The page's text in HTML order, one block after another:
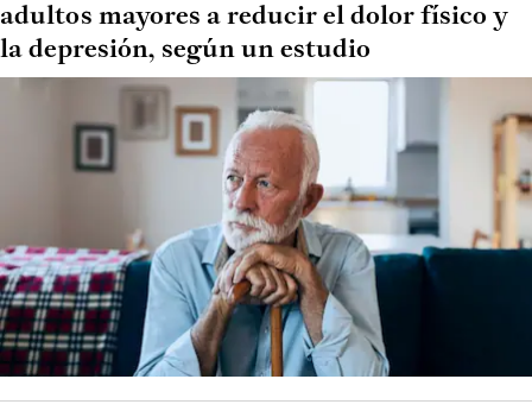
adultos mayores a reducir el dolor físico y
la depresión, según un estudio